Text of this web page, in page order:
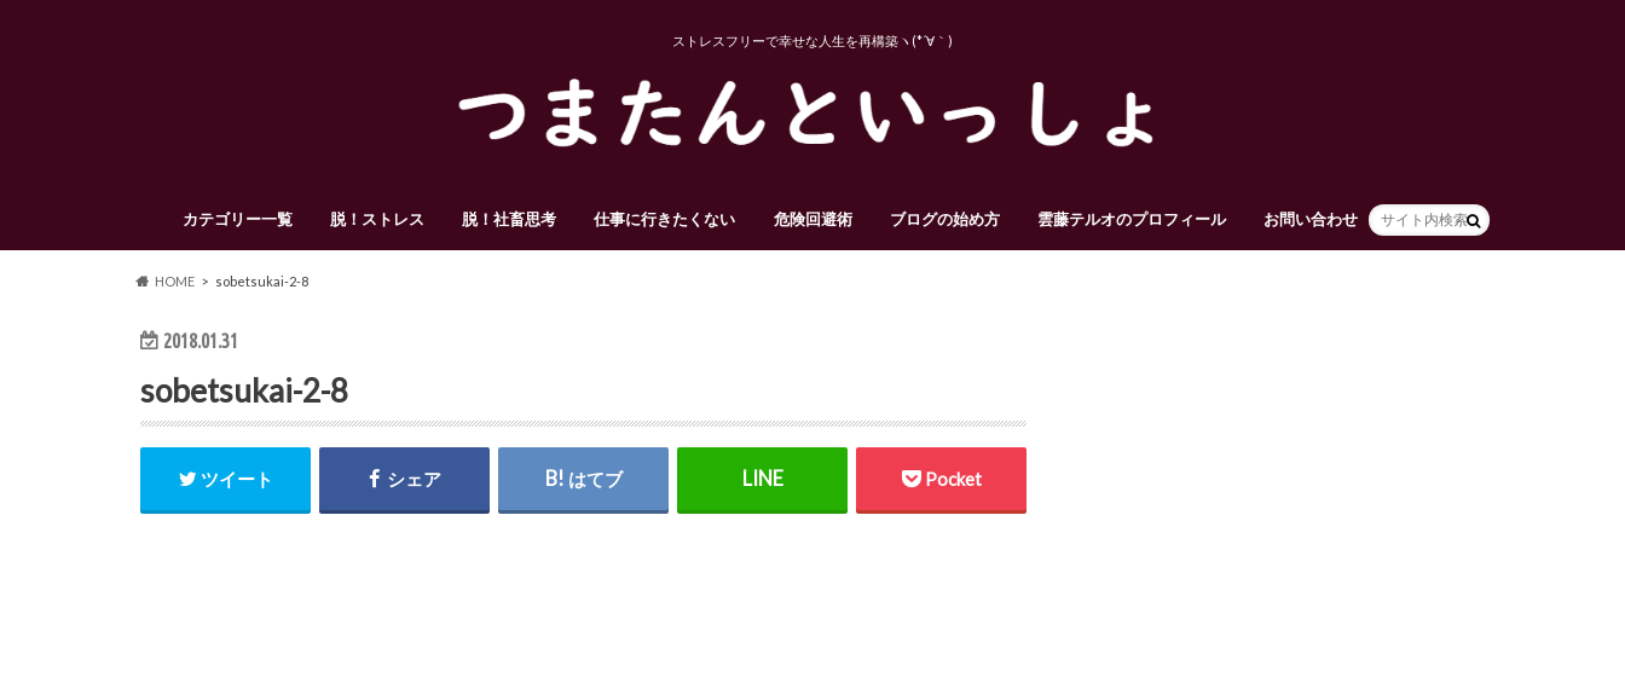
ストレスフリーで幸せな人生を再構築ヽ(*´∀｀)
カテゴリー一覧 脱！ストレス 脱！社畜思考 仕事に行きたくない 危険回避術 ブログの始め方 雲藤テルオのプロフィール お問い合わせ HOME
HOME sobetsukai-2-8
2018.01.31
sobetsukai-2-8
ツイート シェア はてブ Pocket